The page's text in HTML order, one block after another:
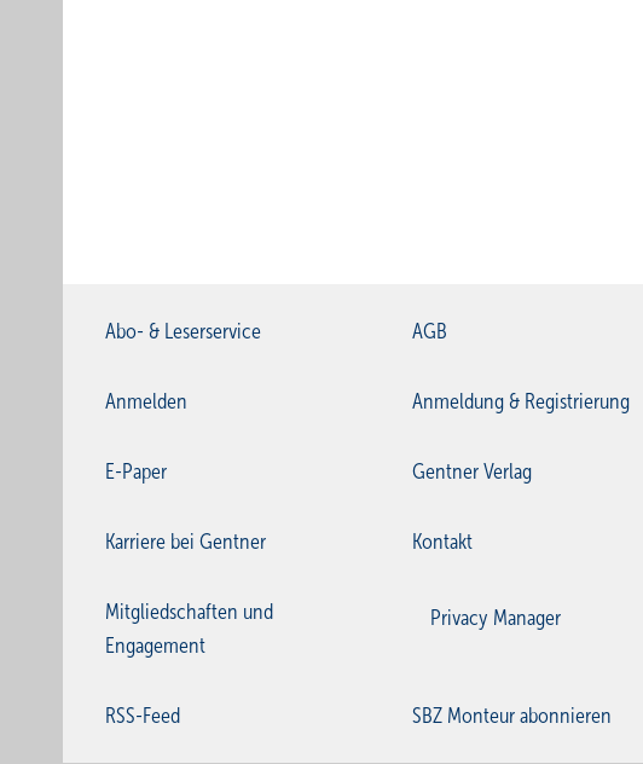
Abo- & Leserservice AGB
Anmelden Anmeldung & Registrierung
E-Paper Gentner Verlag
Karriere bei Gentner Kontakt
Mitgliedschaften und
Engagement
Privacy Manager
RSS-Feed SBZ Monteur abonnieren